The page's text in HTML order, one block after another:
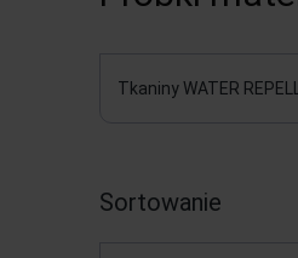
Tkaniny WATER
Sortowanie